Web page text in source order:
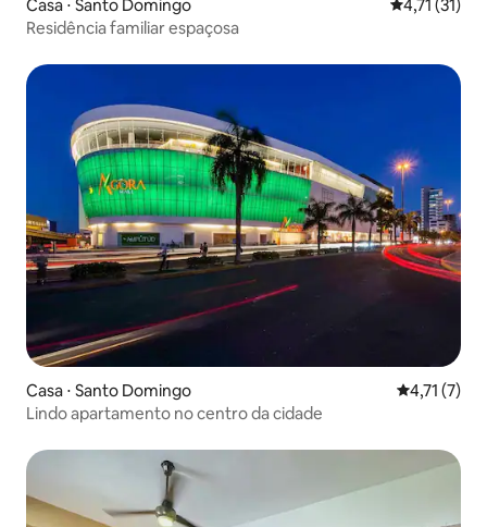
Casa ⋅ Santo Domingo 4,71 de uma
4,71 (31)
Residência familiar espaçosa
Casa ⋅ Santo Domingo 4,71 de
4,71 (7)
Lindo apartamento no centro da cidade